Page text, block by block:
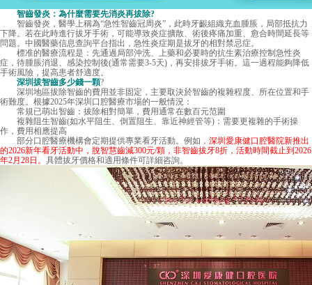
智齒發炎：為什麼需要先消炎再拔除?
智齒發炎，醫學上稱為“急性智齒冠周炎”，此時牙齦組織充血腫脹，局部抵抗力
下降。若在此時進行拔牙手術，可能導致炎症擴散、術後疼痛加重、愈合時間延長等
問題。中國醫藥信息查詢平台指出，急性炎症期是拔牙的相對禁忌症。
標准的醫療流程是：先通過局部沖洗、上藥和必要時的抗生素治療控制急性炎
症，待腫脹消退、感染控制後(通常需要3-5天)，再安排拔牙手術。這一過程能夠降低
手術風險，提高患者舒適度。
深圳拔智齒多少錢一顆?
深圳地區拔除智齒的費用並非固定，主要取決於智齒的複雜程度、所在位置和手
術難度。根據2025年深圳口腔醫療市場的一般情況：
常規已萌出智齒：拔除相對簡單，費用通常在數百元范圍
複雜阻生智齒(如水平阻生、倒置阻生、靠近神經管等)：需要更複雜的手術操
作，費用相應提高
部分口腔醫療機構會定期提供專業看牙活動。例如， 深圳愛康健口腔醫院新推出
的2026新年看牙活動中，脫智慧齒減300元/顆，非智齒拔牙8折，活動時間截止到2026
年2月28日。 具體拔牙價格和適用條件可詳細咨詢。